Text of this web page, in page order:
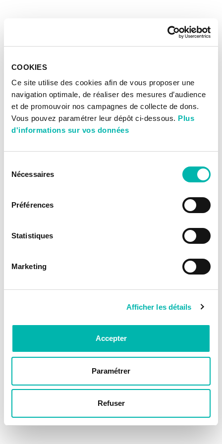
COOKIES
Ce site utilise des cookies afin de vous proposer une
navigation optimale, de réaliser des mesures d’audience
et de promouvoir nos campagnes de collecte de dons.
Vous pouvez paramétrer leur dépôt ci-dessous. Plus
d'informations sur vos données
Nécessaires
Préférences
Statistiques
Marketing
Afficher les détails
Accepter
Paramétrer
Refuser